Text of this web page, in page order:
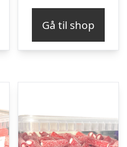
Gå til shop